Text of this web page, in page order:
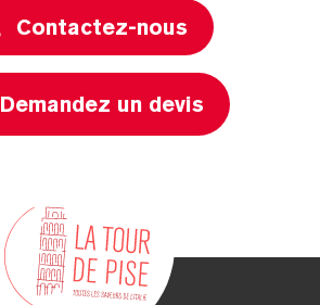
Contactez-nous
Demandez un devis